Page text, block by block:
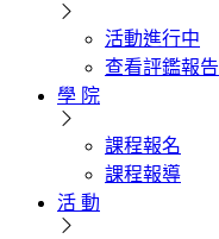
活動進行中
查看評鑑報告
學 院
課程報名
課程報導
活 動